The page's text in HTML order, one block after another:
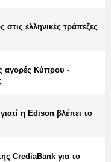
ελληνικές τράπεζες
αγορές Κύπρου -
η Edison βλέπει το
CrediaBank για το